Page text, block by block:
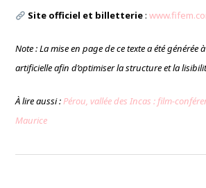
Site officiel et billetterie:
Note : La mise en page de ce texte a été générée
artificielle afin d’optimiser la structure et la
À lire aussi :Pérou, vallée des Incas : film-
Maurice